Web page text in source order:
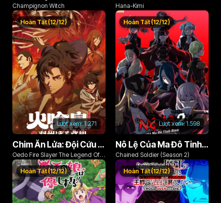
Champignon Witch Hana-Kimi
Lượt xem:1.271
Hoàn Tất (12/12)
Chim Ăn Lửa: Đội Cứu Hỏa Rách Rưới Vùng Ushu
Oedo Fire Slayer The Legend Of
Phoenix
Lượt xem:1.598
Hoàn Tất (12/12)
Nô Lệ Của Ma Đô Tinh Binh (Phần 2)
Chained Soldier (Season 2)
Hoàn Tất (12/12) Hoàn Tất (12/12)